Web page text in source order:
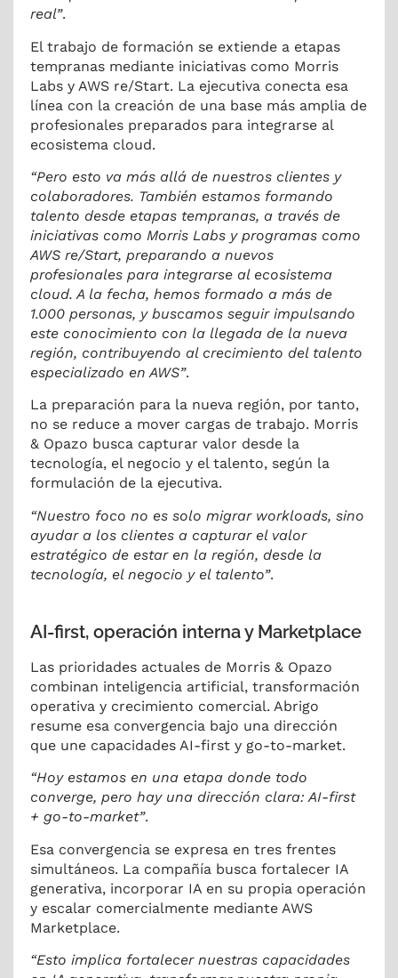
real”.
El trabajo de formación se extiende a etapas
tempranas mediante iniciativas como Morris
Labs y AWS re/Start. La ejecutiva conecta esa
línea con la creación de una base más amplia de
profesionales preparados para integrarse al
ecosistema cloud.
“Pero esto va más allá de nuestros clientes y
colaboradores. También estamos formando
talento desde etapas tempranas, a través de
iniciativas como Morris Labs y programas como
AWS re/Start, preparando a nuevos
profesionales para integrarse al ecosistema
cloud. A la fecha, hemos formado a más de
1.000 personas, y buscamos seguir impulsando
este conocimiento con la llegada de la nueva
región, contribuyendo al crecimiento del talento
especializado en AWS”.
La preparación para la nueva región, por tanto,
no se reduce a mover cargas de trabajo. Morris
& Opazo busca capturar valor desde la
tecnología, el negocio y el talento, según la
formulación de la ejecutiva.
“Nuestro foco no es solo migrar workloads, sino
ayudar a los clientes a capturar el valor
estratégico de estar en la región, desde la
tecnología, el negocio y el talento”.
AI-first, operación interna y Marketplace
Las prioridades actuales de Morris & Opazo
combinan inteligencia artificial, transformación
operativa y crecimiento comercial. Abrigo
resume esa convergencia bajo una dirección
que une capacidades AI-first y go-to-market.
“Hoy estamos en una etapa donde todo
converge, pero hay una dirección clara: AI-first
+ go-to-market”.
Esa convergencia se expresa en tres frentes
simultáneos. La compañía busca fortalecer IA
generativa, incorporar IA en su propia operación
y escalar comercialmente mediante AWS
Marketplace.
“Esto implica fortalecer nuestras capacidades